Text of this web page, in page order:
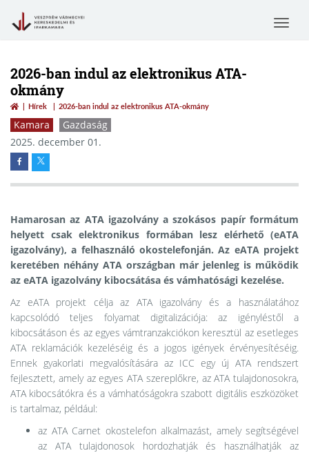
Toggle
2026-ban indul az elektronikus ATA-
okmány
Hírek 2026-ban indul az elektronikus ATA-okmány
Kamara
Gazdaság
2025. december 01.
Hamarosan az ATA igazolvány a szokásos papír formátum
helyett csak elektronikus formában lesz elérhető (eATA
igazolvány), a felhasználó okostelefonján. Az eATA projekt
keretében néhány ATA országban már jelenleg is működik
az eATA igazolvány kibocsátása és vámhatósági kezelése.
Az eATA projekt célja az ATA igazolvány és a használatához
kapcsolódó teljes folyamat digitalizációja: az igényléstől a
kibocsátáson és az egyes vámtranzakciókon keresztül az esetleges
ATA reklamációk kezeléséig és a jogos igények érvényesítéséig.
Ennek gyakorlati megvalósítására az ICC egy új ATA rendszert
fejlesztett, amely az egyes ATA szereplőkre, az ATA tulajdonosokra,
ATA kibocsátókra és a vámhatóságokra szabott digitális eszközöket
is tartalmaz, például:
az ATA Carnet okostelefon alkalmazást, amely segítségével
az ATA tulajdonosok hordozhatják és használhatják az